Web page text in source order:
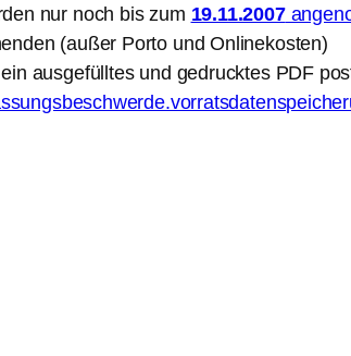
nur noch bis zum 19.11.2007
(außer Porto und Onlinekosten)
ausgefülltes und gedrucktes PDF